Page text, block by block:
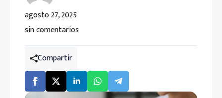
agosto 27, 2025
sin comentarios
Compartir